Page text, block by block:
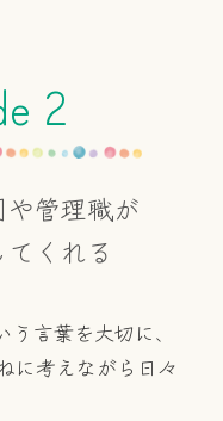
2
管理職が
くれる
う言葉を大切に、
に考えながら日々